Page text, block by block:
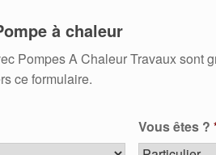
à chaleur
Pompes A Chaleur Travaux sont
ce formulaire.
Vous êtes ?